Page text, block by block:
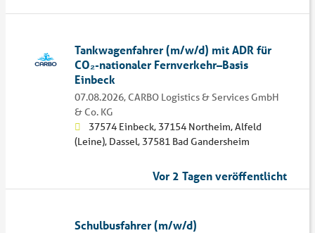
Tankwagenfahrer (m/w/d) mit ADR für
CO₂-nationaler Fernverkehr–Basis
Einbeck
07.08.2026, CARBO Logistics & Services GmbH
& Co. KG
37574 Einbeck, 37154 Northeim, Alfeld
(Leine), Dassel, 37581 Bad Gandersheim
Vor 2 Tagen veröffentlicht
Schulbusfahrer (m/w/d)